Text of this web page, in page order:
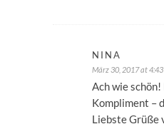
NINA
März 30, 2017 at 4:43
Ach wie
Kompliment –
Liebste Grüße